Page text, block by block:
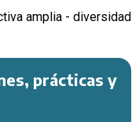
amplia - diversidad
prácticas y